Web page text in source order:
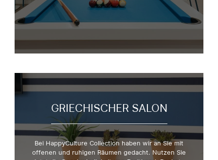
GRIECHISCHER SALON
Bei HappyCulture Collection haben wir an Sie mit
offenen und ruhigen Räumen gedacht. Nutzen Sie